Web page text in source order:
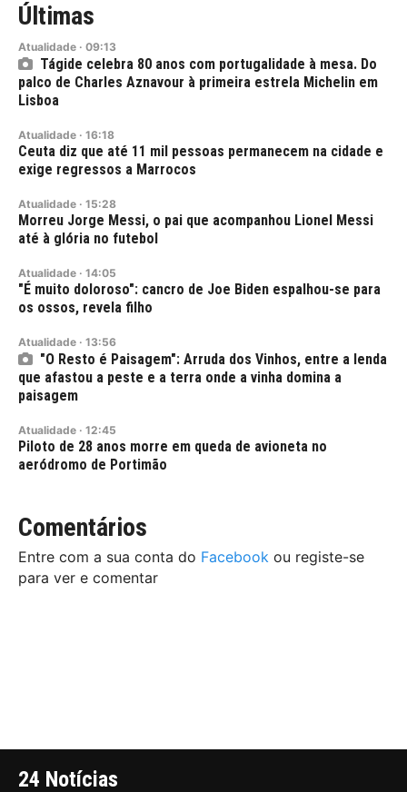
Últimas
Atualidade · 09:13
Tágide celebra 80 anos com portugalidade à mesa. Do
palco de Charles Aznavour à primeira estrela Michelin em
Lisboa
Atualidade · 16:18
Ceuta diz que até 11 mil pessoas permanecem na cidade e
exige regressos a Marrocos
Atualidade · 15:28
Morreu Jorge Messi, o pai que acompanhou Lionel Messi
até à glória no futebol
Atualidade · 14:05
"É muito doloroso": cancro de Joe Biden espalhou-se para
os ossos, revela filho
Atualidade · 13:56
"O Resto é Paisagem": Arruda dos Vinhos, entre a lenda
que afastou a peste e a terra onde a vinha domina a
paisagem
Atualidade · 12:45
Piloto de 28 anos morre em queda de avioneta no
aeródromo de Portimão
Comentários
Entre com a sua conta do Facebook ou registe-se
para ver e comentar
24 Notícias